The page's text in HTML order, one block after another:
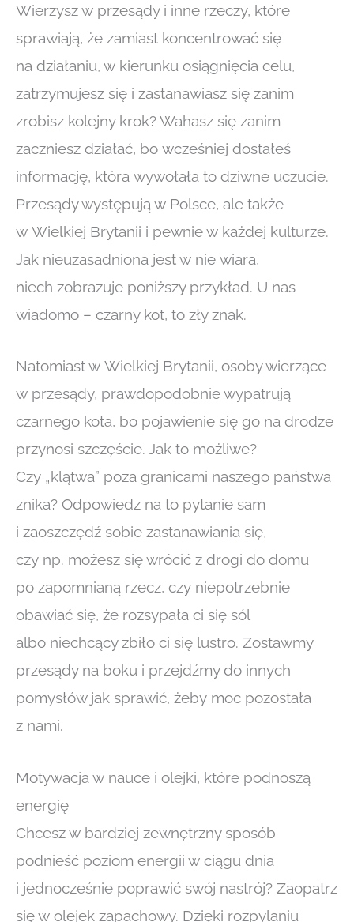
Wierzysz w przesądy i inne rzeczy, które
sprawiają, że zamiast koncentrować się
na działaniu, w kierunku osiągnięcia celu,
zatrzymujesz się i zastanawiasz się zanim
zrobisz kolejny krok? Wahasz się zanim
zaczniesz działać, bo wcześniej dostałeś
informację, która wywołała to dziwne uczucie.
Przesądy występują w Polsce, ale także
w Wielkiej Brytanii i pewnie w każdej kulturze.
Jak nieuzasadniona jest w nie wiara,
niech zobrazuje poniższy przykład. U nas
wiadomo – czarny kot, to zły znak.
Natomiast w Wielkiej Brytanii, osoby wierzące
w przesądy, prawdopodobnie wypatrują
czarnego kota, bo pojawienie się go na drodze
przynosi szczęście. Jak to możliwe?
Czy „klątwa” poza granicami naszego państwa
znika? Odpowiedz na to pytanie sam
i zaoszczędź sobie zastanawiania się,
czy np. możesz się wrócić z drogi do domu
po zapomnianą rzecz, czy niepotrzebnie
obawiać się, że rozsypała ci się sól
albo niechcący zbiło ci się lustro. Zostawmy
przesądy na boku i przejdźmy do innych
pomysłów jak sprawić, żeby moc pozostała
z nami.
Motywacja w nauce i olejki, które podnoszą
energię
Chcesz w bardziej zewnętrzny sposób
podnieść poziom energii w ciągu dnia
i jednocześnie poprawić swój nastrój? Zaopatrz
się w olejek zapachowy. Dzięki rozpylaniu